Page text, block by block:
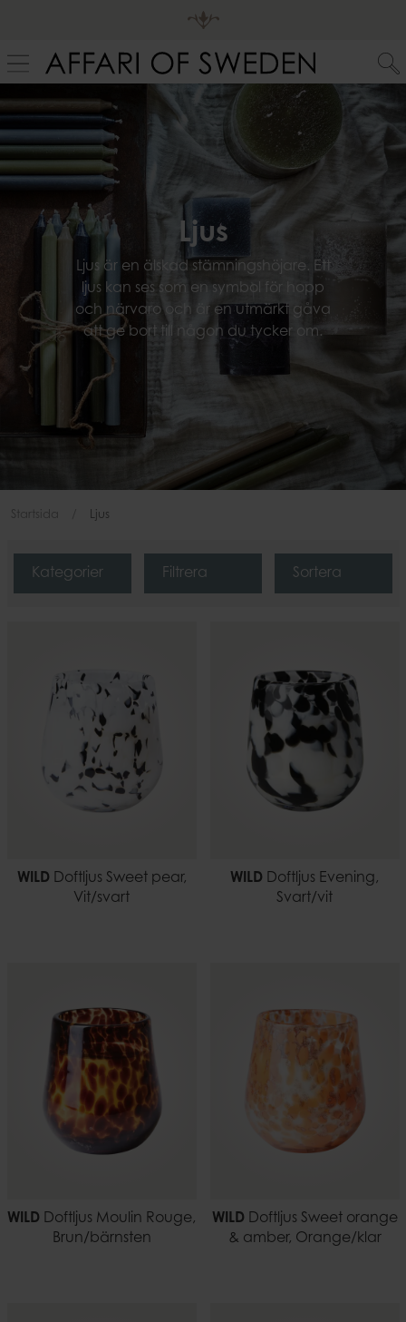
Ljus
Ljus är en älskad stämningshöjare. Ett
ljus kan ses som en symbol för hopp
och närvaro och är en utmärkt gåva
att ge bort till någon du tycker om.
Startsida Ljus
Kategorier Filtrera Sortera
WILD Doftljus Sweet pear,
Vit/svart
WILD Doftljus Evening,
Svart/vit
WILD Doftljus Moulin Rouge,
Brun/bärnsten
WILD Doftljus Sweet orange
& amber, Orange/klar